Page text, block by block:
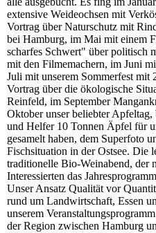
extensive Weideochsen mit
Vortrag über Naturschutz mit
bei Hamburg, im Mai mit einem
scharfes Schwert" über politisch
mit den Filmemachern, im Juni
Juli mit unserem Sommerfest mit
Vortrag über die ökologische
Reinfeld, im September
Oktober unser beliebter
und Helfer 10 Tonnen Äpfel für
gesamelt haben, dem Superfoto
Fischsituation in der Ostsee. Die
traditionelle Bio-Weinabend, der
Interessierten das
Unser Ansatz Qualität vor
rund um Landwirtschaft, Essen
unserem
der Region zwischen Hamburg